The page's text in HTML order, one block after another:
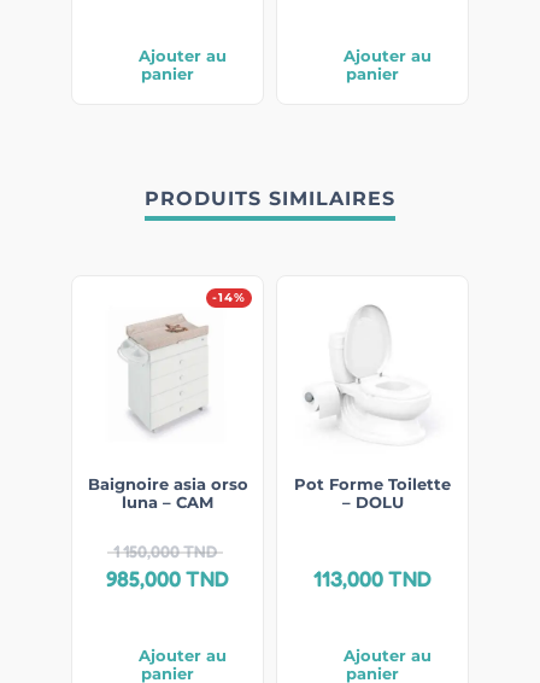
Ajouter au
panier
Ajouter au
panier
PRODUITS SIMILAIRES
-14%
Baignoire asia orso
luna – CAM
1 150,000TND
985,000TND
Ajouter au
panier
Pot Forme Toilette
– DOLU
113,000TND
Ajouter au
panier